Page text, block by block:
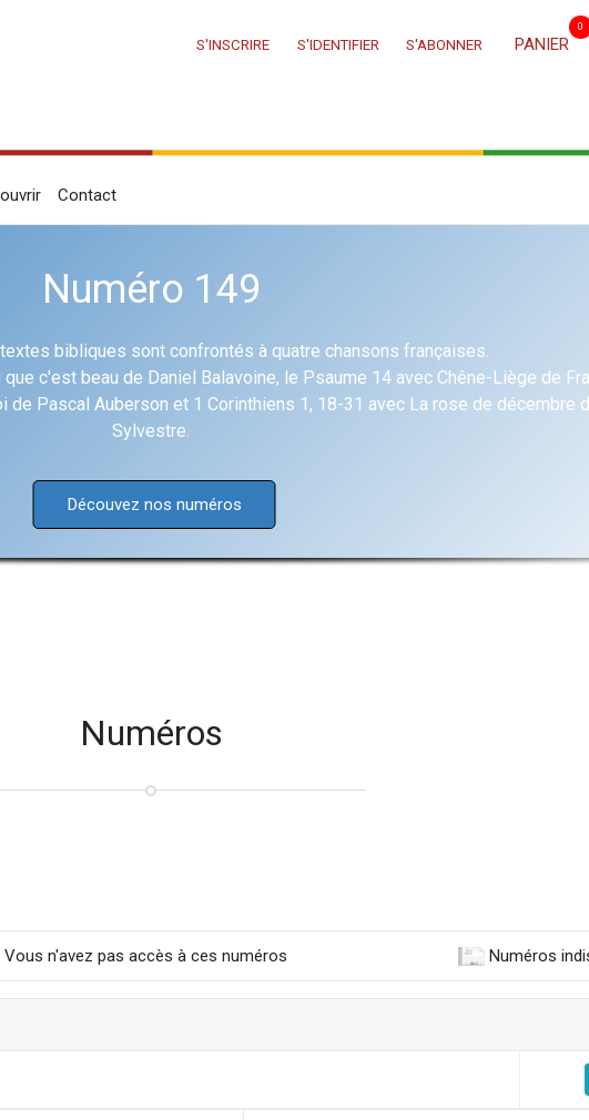
S'INSCRIRE S'IDENTIFIER S'ABONNER PANIER
0
Contact
Numéro 149
Découvez nos numéros
bibliques sont confrontés à quatre chansons françaises.
c'est beau de Daniel Balavoine, le Psaume 14 avec Chêne-Liège de
de Pascal Auberson et 1 Corinthiens 1, 18-31 avec La rose de décembre
Sylvestre.
Numéros
Vous n'avez pas accès à ces numéros Numéros